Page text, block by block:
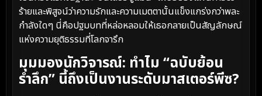
ร้ายและพิสูจน์ว่าความรักและความเมตตานั้นแข็งแกร่งกว่าพละ
กำลังใดๆ นี่คือปฐมบทที่หล่อหลอมให้เธอกลายเป็นสัญลักษณ์
แห่งความยุติธรรมที่โลกจารึก
มุมมองนักวิจารณ์: ทำไม “ฉบับย้อน
รำลึก” นี้ถึงเป็นงานระดับมาสเตอร์พีซ?